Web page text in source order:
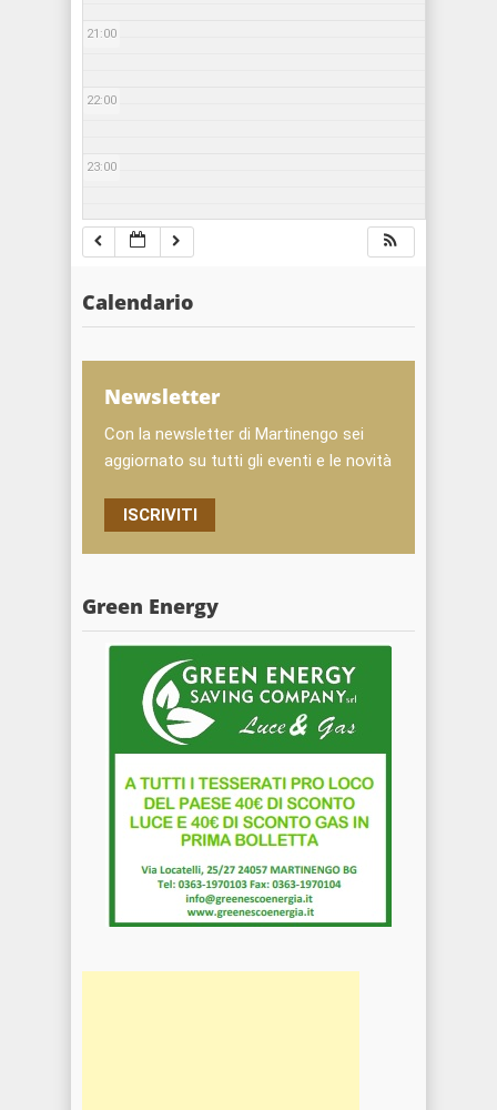
21:00
22:00
23:00
Calendario
Newsletter
Con la newsletter di Martinengo sei
aggiornato su tutti gli eventi e le novità
ISCRIVITI
Green Energy